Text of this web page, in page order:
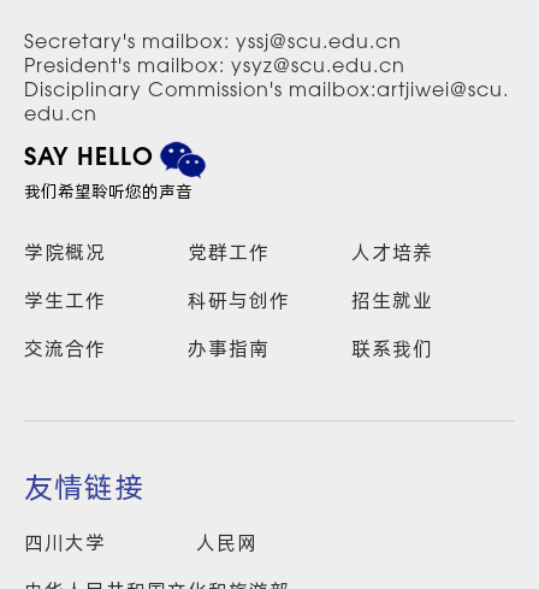
Secretary's mailbox: yssj@scu.edu.cn
President's mailbox: ysyz@scu.edu.cn
Disciplinary Commission's mailbox:artjiwei@scu.
edu.cn
SAY HELLO
我们希望聆听您的声音
学院概况 党群工作
人才培养
学生工作
科研与创作
招生就业
交流合作
办事指南 联系我们
友情链接
四川大学
人民网